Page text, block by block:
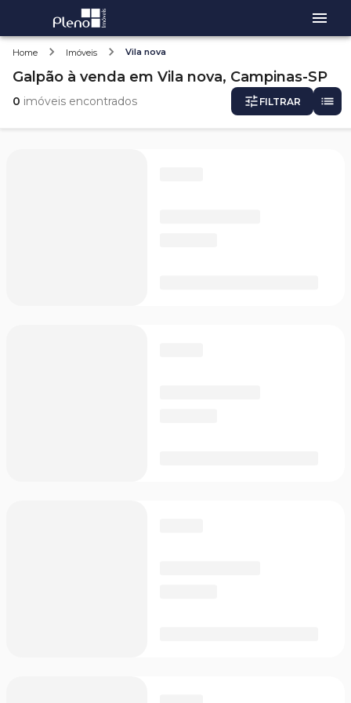
Home Imóveis Vila nova
Galpão à venda em Vila nova, Campinas-SP
0 imóveis encontrados FILTRAR